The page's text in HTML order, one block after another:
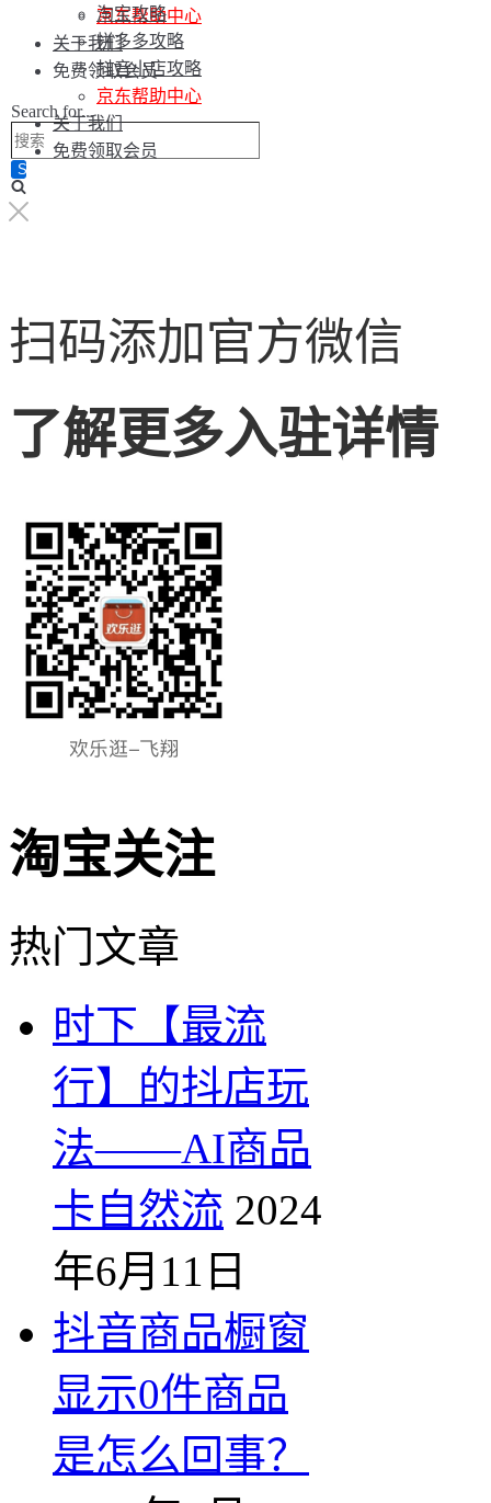
京东帮助中心
关于我们
免费领取会员
Search for...
淘宝攻略
拼多多攻略
抖音小店攻略
京东帮助中心
关于我们
免费领取会员
扫码添加官方微信
了解更多入驻详情
淘宝关注
热门文章
时下【最流
行】的抖店玩
法——AI商品
卡自然流 2024
年6月11日
抖音商品橱窗
显示0件商品
是怎么回事？